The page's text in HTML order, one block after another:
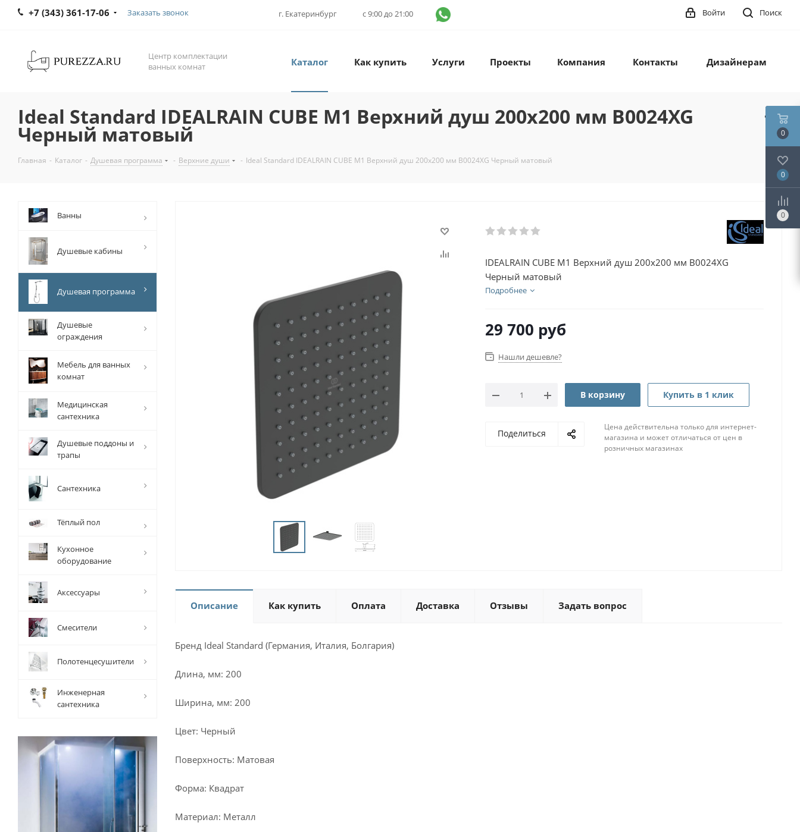
+7 (343) 361-17-06 Заказать звонок г. Екатеринбург с 9:00 до 21:00 Поиск
Войти
Центр комплектации
ванных комнат
Каталог Как купить Услуги Проекты Компания Контакты Дизайнерам
Ideal Standard IDEALRAIN CUBE M1 Верхний душ 200x200 мм B0024XG
Черный матовый
Главная - Каталог - Душевая программа - Верхние души - Ideal Standard IDEALRAIN CUBE M1 Верхний душ 200x200 мм B0024XG Черный матовый
IDEALRAIN CUBE M1 Верхний душ 200x200 мм B0024XG
Черный матовый
Подробнее
29 700 руб
Нашли дешевле?
В корзину Купить в 1 клик
Поделиться
Цена действительна только для интернет-
магазина и может отличаться от цен в
розничных магазинах
Описание Как купить Оплата Доставка Отзывы Задать вопрос
Бренд Ideal Standard (Германия, Италия, Болгария)
Длина, мм: 200
Ширина, мм: 200
Цвет: Черный
Поверхность: Матовая
Форма: Квадрат
Материал: Металл
Ванны
Душевые кабины
Душевая программа
Душевые
ограждения
Мебель для ванных
комнат
Медицинская
сантехника
Душевые поддоны и
трапы
Сантехника
Тёплый пол
Кухонное
оборудование
Аксессуары
Смесители
Полотенцесушители
Инженерная
сантехника
0
0
0